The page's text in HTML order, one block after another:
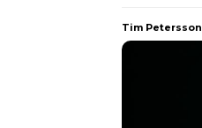
Tim Petersson